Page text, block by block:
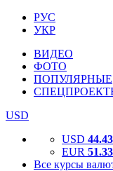
РУС
УКР
ВИДЕО
ФОТО
ПОПУЛЯРНЫЕ
USD
USD
EUR
Все курсы